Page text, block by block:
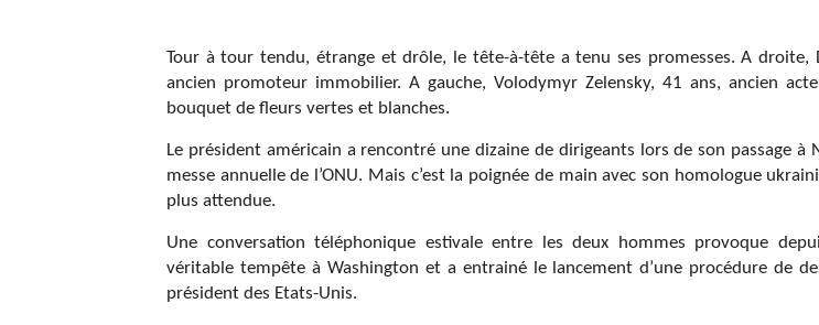
Tour à tour tendu, étrange et drôle, le tête-à-tête a tenu ses promesses. A droite,
ancien promoteur immobilier. A gauche, Volodymyr Zelensky, 41 ans, ancien
bouquet de fleurs vertes et blanches.
Le président américain a rencontré une dizaine de dirigeants lors de son passage à
messe annuelle de l’ONU. Mais c’est la poignée de main avec son homologue
plus attendue.
Une conversation téléphonique estivale entre les deux hommes provoque
véritable tempête à Washington et a entrainé le lancement d’une procédure de
président des Etats-Unis.